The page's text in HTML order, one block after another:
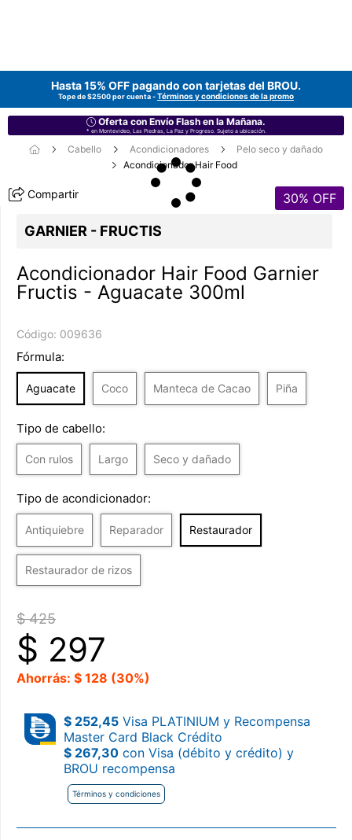
Hasta 15% OFF pagando con tarjetas del BROU.
Tope de $2500 por cuenta -Términos y condiciones de la promo
Oferta con Envío Flash en la Mañana.
* en Montevideo, Las Piedras, La Paz y Progreso. Sujeto a ubicación.
Cabello Acondicionadores
Pelo seco y dañado
Acondicionador Hair Food
Compartir 30% OFF
GARNIER - FRUCTIS
Acondicionador Hair Food Garnier
Fructis - Aguacate 300ml
Código: 009636
Fórmula:
Aguacate Coco Manteca de Cacao Piña
Tipo de cabello:
Con rulos Largo Seco y dañado
Tipo de acondicionador:
Antiquiebre Reparador Restaurador
Restaurador de rizos
$ 425
$ 297
Ahorrás: $ 128 (30%)
$ 252,45 Visa PLATINIUM y Recompensa
Master Card Black Crédito
$ 267,30 con Visa (débito y crédito) y
BROU recompensa
Términos y condiciones